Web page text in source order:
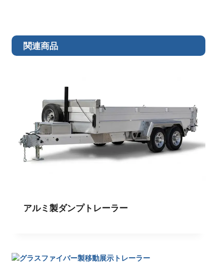
関連商品
アルミ製ダンプトレーラー